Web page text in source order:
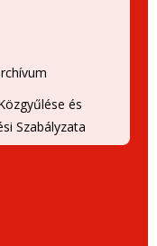
és
Szabályzata